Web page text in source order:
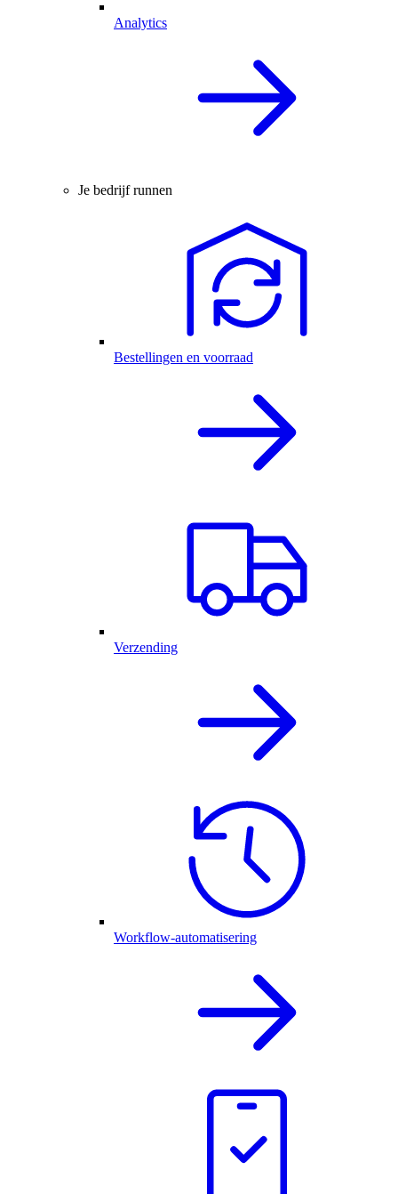
Analytics
Je bedrijf runnen
Bestellingen en voorraad
Verzending
Workflow-automatisering